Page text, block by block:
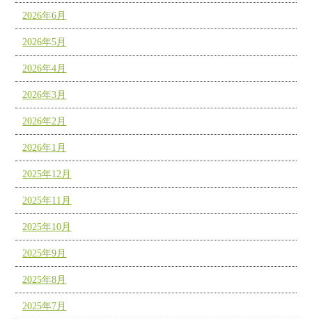
2026年6月
2026年5月
2026年4月
2026年3月
2026年2月
2026年1月
2025年12月
2025年11月
2025年10月
2025年9月
2025年8月
2025年7月